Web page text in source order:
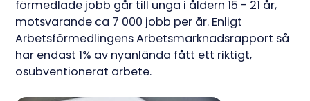
förmedlade jobb går till unga i åldern 15 - 21 år,
motsvarande ca 7 000 jobb per år. Enligt
Arbetsförmedlingens Arbetsmarknadsrapport så
har endast 1% av nyanlända fått ett riktigt,
osubventionerat arbete.